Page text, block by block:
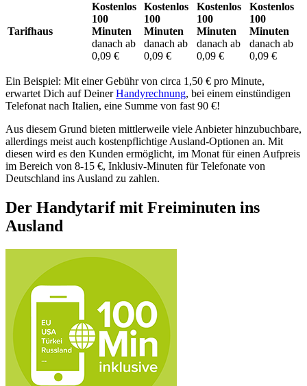
Tarifhaus
Kostenlos
100
Minuten
danach ab
0,09 €
Kostenlos
100
Minuten
danach ab
0,09 €
Kostenlos
100
Minuten
danach ab
0,09 €
Kostenlos
100
Minuten
danach ab
0,09 €
Ein Beispiel: Mit einer Gebühr von circa 1,50 € pro Minute,
erwartet Dich auf DeinerHandyrechnung, bei einem einstündigen
Telefonat nach Italien, eine Summe von fast 90 €!
Aus diesem Grund bieten mittlerweile viele Anbieter hinzubuchbare,
allerdings meist auch kostenpflichtige Ausland-Optionen an. Mit
diesen wird es den Kunden ermöglicht, im Monat für einen Aufpreis
im Bereich von 8-15 €, Inklusiv-Minuten für Telefonate von
Deutschland ins Ausland zu zahlen.
Der Handytarif mit Freiminuten ins
Ausland